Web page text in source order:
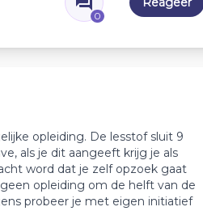
0
opleiding. De lesstof sluit 9
als je dit aangeeft krijg je als
word dat je zelf opzoek gaat
opleiding om de helft van de
probeer je met eigen initiatief